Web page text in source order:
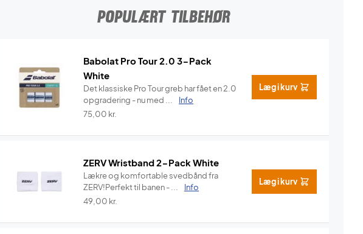
POPULÆRT TILBEHØR
Babolat Pro Tour 2.0 3-Pack
White
Det klassiske Pro Tour greb har fået en 2.0
opgradering - nu med ...
Info
75,00 kr.
Læg i kurv
ZERV Wristband 2-Pack White
Lækre og komfortable svedbånd fra
ZERV!Perfekt til banen - ...
Info
49,00 kr.
Læg i kurv